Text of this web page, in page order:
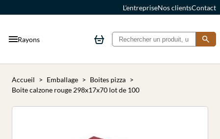
L'entrepriseNos clientsContact
Rayons
Accueil Emballage
Boites pizza
Boite calzone rouge 298x17x70 lot de 100